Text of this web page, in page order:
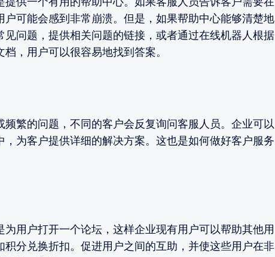
可能会感到非常崩溃。但是，如果帮助中心能够清楚地
问题，提供相关问题的链接，或者通过在线机器人根据
，用户可以很容易地找到答案。
繁的问题，不同的客户会反复询问客服人员。企业可以
为客户提供详细的解决方案。这也是如何做好客户服务
用户打开一个论坛，这样企业现有用户可以帮助其他用
积分兑换折扣。促进用户之间的互助，并使这些用户在非